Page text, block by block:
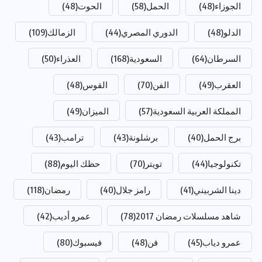
الجوزاء(48) الحمل(58) الحوت(48)
الدلو(48) الدوري المصري(44) الزمالك(109)
السرطان(64) السعودية(168) العذراء(50)
العقرب(49) الفن(70) القوس(48)
المملكة العربية السعودية(57) الميزان(49)
برج الحمل(40) برشلونة(43) ترامب(43)
تكنولوجيا(44) تويتر (70) حظك اليوم(88)
دينا الشربيني(41) رامز جلال(40) رمضان(118)
شاهد مسلسلات رمضان 2017 (78) عمرو أديب(42)
عمرو دياب(45) فن(48) فيسبوك(80)